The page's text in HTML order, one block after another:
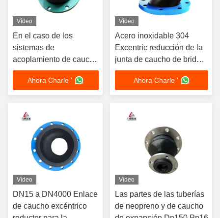
Vídeo
En el caso de los
sistemas de
acoplamiento de caucho
con acoplamiento de
caucho con
acoplamiento de caucho
caucho con
acoplamiento de caucho
con acoplamiento de
caucho con
acoplamiento de caucho
con acoplamiento de
caucho con
acoplamiento de caucho
con acoplamiento de
Ahora Charle '
Vídeo
Acero inoxidable 304
Excentric reducción de la
junta de caucho de brida
para entornos de presión
Ahora Charle '
Vídeo
DN15 a DN4000 Enlace
de caucho excéntrico
Vídeo
Las partes de las tuberías
de neopreno y de caucho